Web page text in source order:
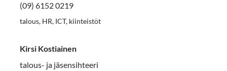
(09) 6152 0219
talous, HR, ICT, kiinteistöt
Kirsi Kostiainen
talous- ja jäsensihteeri